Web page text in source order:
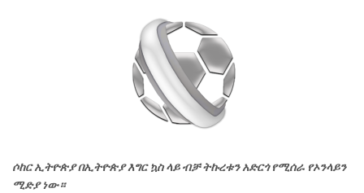
ሶከር ኢትዮጵያ በኢትዮጵያ እግር ኳስ ላይ ብቻ ትኩረቱን አድርጎ የሚሰራ የኦንላይን
ሚድያ ነው።